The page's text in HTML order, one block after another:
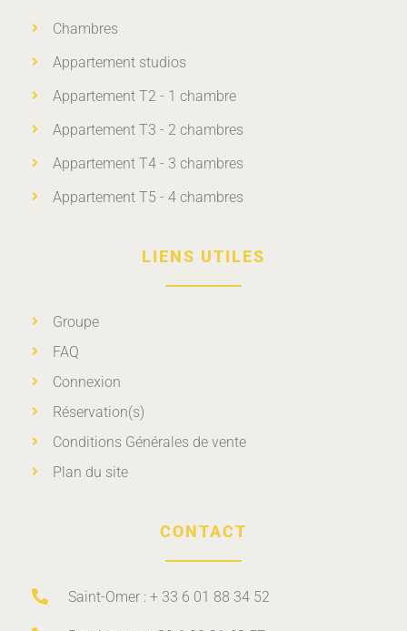
Chambres
Appartement studios
Appartement T2 - 1 chambre
Appartement T3 - 2 chambres
Appartement T4 - 3 chambres
Appartement T5 - 4 chambres
LIENS UTILES
Groupe
FAQ
Connexion
Réservation(s)
Conditions Générales de vente
Plan du site
CONTACT
Saint-Omer : + 33 6 01 88 34 52